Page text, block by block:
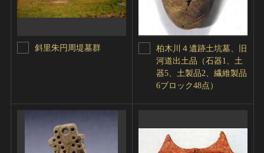
斜里朱円周堤墓群
柏木川４遺跡土坑墓、旧
河道出土品（石器1、土
器5、土製品2、繊維製品
6ブロック48点）